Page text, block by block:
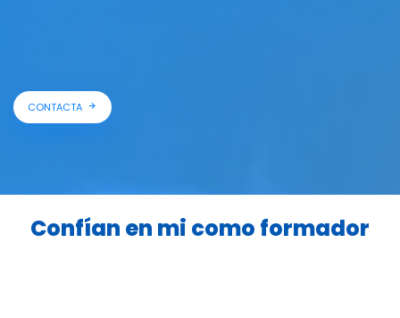
CONTACTA
Confían en mi como formador